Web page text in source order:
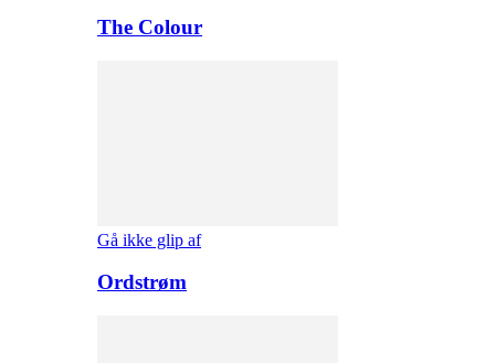
The Colour
Gå ikke glip af
Ordstrøm